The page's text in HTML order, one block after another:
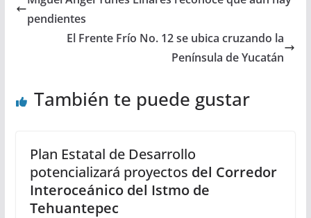
pendientes
El Frente Frío No. 12 se ubica cruzando la
Península de Yucatán
También te puede gustar
Plan Estatal de Desarrollo
potencializará proyectos del Corredor
Interoceánico del Istmo de
Tehuantepec